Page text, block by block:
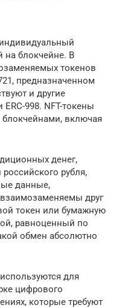
блокчейне. В
токенов
предназначенном
и другие
998. NFT-токены
включая
денег,
рубля,
данные,
друг
токен или бумажную
равноценный по
обмен абсолютно
для
цифрового
которые требуют